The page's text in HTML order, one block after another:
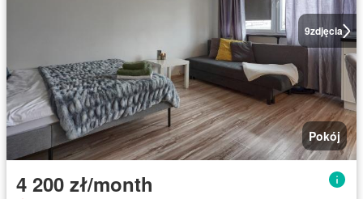
9zdjęcia
Pokój
4 200 zł/month